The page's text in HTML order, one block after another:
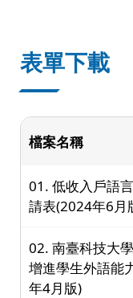
表單下載
檔案名稱
01. 低收入戶語
請表(2024年6月
02. 南臺科技大
增進學生外語能
年4月版)